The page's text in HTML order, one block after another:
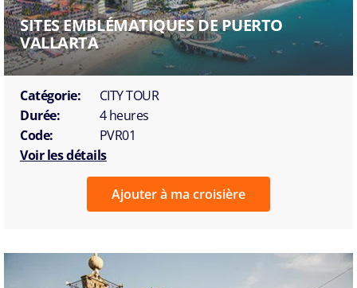
SITES EMBLÉMATIQUES DE PUERTO
VALLARTA
Catégorie:
CITY TOUR
Durée:
4 heures
Code:
PVR01
Voir les détails
Ajouter à ma croisière